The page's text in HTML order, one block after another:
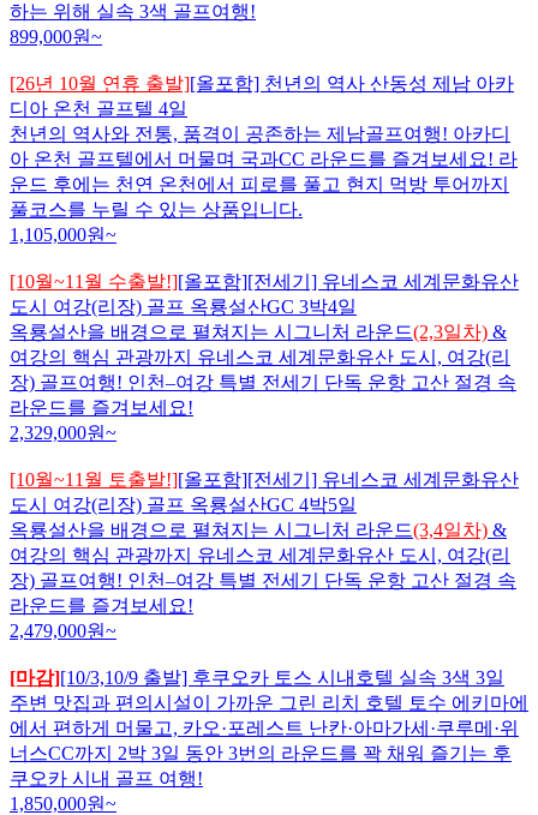
하는 위해 실속 3색 골프여행!
899,000원~
[26년 10월 연휴 출발][올포함] 천년의 역사 산동성 제남 아카
디아 온천 골프텔 4일
천년의 역사와 전통, 품격이 공존하는 제남골프여행! 아카디
아 온천 골프텔에서 머물며 국과CC 라운드를 즐겨보세요! 라
운드 후에는 천연 온천에서 피로를 풀고 현지 먹방 투어까지
풀코스를 누릴 수 있는 상품입니다.
1,105,000원~
[10월~11월 수출발!][올포함][전세기] 유네스코 세계문화유산
도시 여강(리장) 골프 옥룡설산GC 3박4일
옥룡설산을 배경으로 펼쳐지는 시그니처 라운드(2,3일차) &
여강의 핵심 관광까지 유네스코 세계문화유산 도시, 여강(리
장) 골프여행! 인천–여강 특별 전세기 단독 운항 고산 절경 속
라운드를 즐겨보세요!
2,329,000원~
[10월~11월 토출발!][올포함][전세기] 유네스코 세계문화유산
도시 여강(리장) 골프 옥룡설산GC 4박5일
옥룡설산을 배경으로 펼쳐지는 시그니처 라운드(3,4일차) &
여강의 핵심 관광까지 유네스코 세계문화유산 도시, 여강(리
장) 골프여행! 인천–여강 특별 전세기 단독 운항 고산 절경 속
라운드를 즐겨보세요!
2,479,000원~
[마감][10/3,10/9 출발] 후쿠오카 토스 시내호텔 실속 3색 3일
주변 맛집과 편의시설이 가까운 그린 리치 호텔 토수 에키마에
에서 편하게 머물고, 카오·포레스트 난칸·아마가세·쿠루메·위
너스CC까지 2박 3일 동안 3번의 라운드를 꽉 채워 즐기는 후
쿠오카 시내 골프 여행!
1,850,000원~